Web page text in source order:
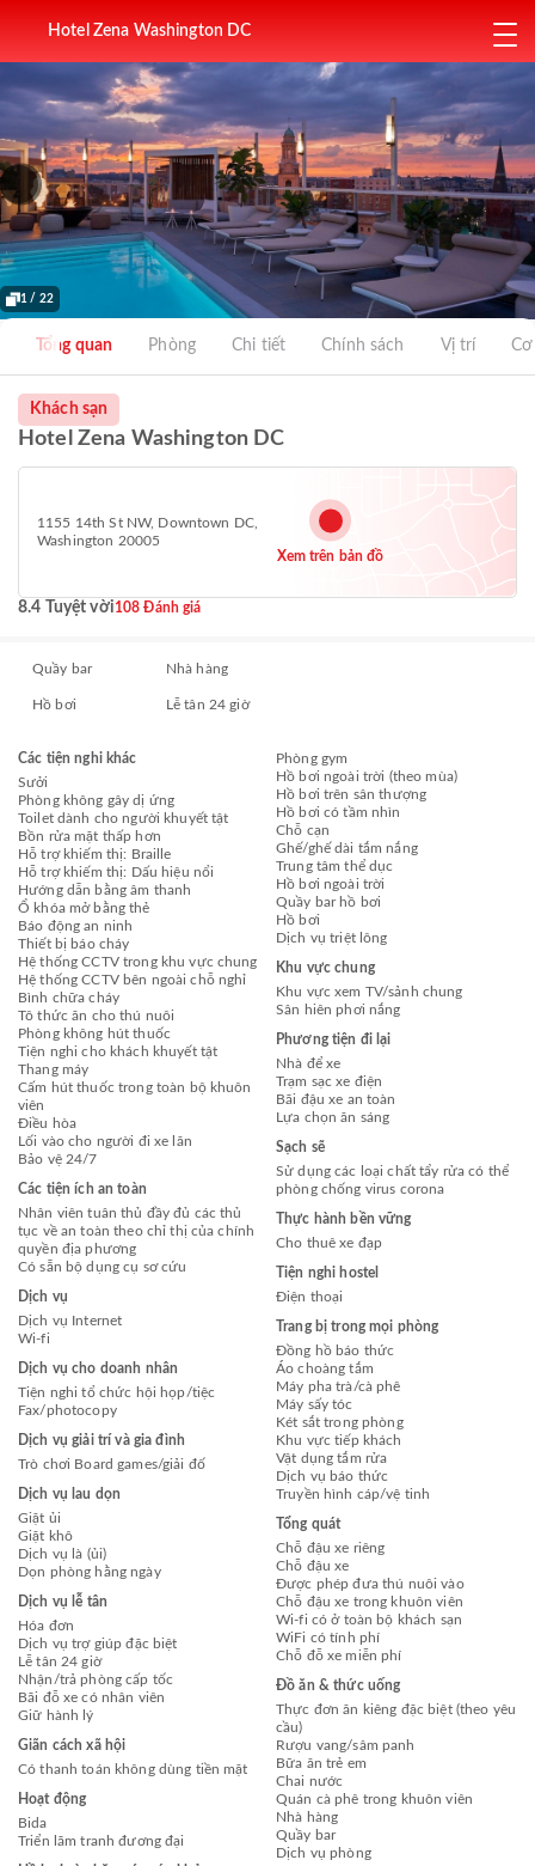
Hotel Zena Washington DC
1 / 22
Tổng quan Phòng Chi tiết Chính sách Vị trí
Khách sạn
Hotel Zena Washington DC
1155 14th St NW, Downtown DC,
Washington 20005
Xem trên bản đồ
8.4 Tuyệt vời108 Đánh giá
Quầy bar Nhà hàng
Hồ bơi Lễ tân 24 giờ
Các tiện nghi khác
Sưởi
Phòng không gây dị ứng
Toilet dành cho người khuyết tật
Bồn rửa mặt thấp hơn
Hỗ trợ khiếm thị: Braille
Hỗ trợ khiếm thị: Dấu hiệu nổi
Hướng dẫn bằng âm thanh
Ổ khóa mở bằng thẻ
Báo động an ninh
Thiết bị báo cháy
Hệ thống CCTV trong khu vực chung
Hệ thống CCTV bên ngoài chỗ nghỉ
Bình chữa cháy
Tô thức ăn cho thú nuôi
Phòng không hút thuốc
Tiện nghi cho khách khuyết tật
Thang máy
Cấm hút thuốc trong toàn bộ khuôn
viên
Điều hòa
Lối vào cho người đi xe lăn
Bảo vệ 24/7
Các tiện ích an toàn
Nhân viên tuân thủ đầy đủ các thủ
tục về an toàn theo chỉ thị của chính
quyền địa phương
Có sẵn bộ dụng cụ sơ cứu
Dịch vụ
Dịch vụ Internet
Wi-fi
Dịch vụ cho doanh nhân
Tiện nghi tổ chức hội họp/tiệc
Fax/photocopy
Dịch vụ giải trí và gia đình
Trò chơi Board games/giải đố
Dịch vụ lau dọn
Giặt ủi
Giặt khô
Dịch vụ là (ủi)
Dọn phòng hằng ngày
Dịch vụ lễ tân
Hóa đơn
Dịch vụ trợ giúp đặc biệt
Lễ tân 24 giờ
Nhận/trả phòng cấp tốc
Bãi đỗ xe có nhân viên
Giữ hành lý
Giãn cách xã hội
Có thanh toán không dùng tiền mặt
Hoạt động
Bida
Triển lãm tranh đương đại
Phòng gym
Hồ bơi ngoài trời (theo mùa)
Hồ bơi trên sân thượng
Hồ bơi có tầm nhìn
Chỗ cạn
Ghế/ghế dài tắm nắng
Trung tâm thể dục
Hồ bơi ngoài trời
Quầy bar hồ bơi
Hồ bơi
Dịch vụ triệt lông
Khu vực chung
Khu vực xem TV/sảnh chung
Sân hiên phơi nắng
Phương tiện đi lại
Nhà để xe
Trạm sạc xe điện
Bãi đậu xe an toàn
Lựa chọn ăn sáng
Sạch sẽ
Sử dụng các loại chất tẩy rửa có thể
phòng chống virus corona
Thực hành bền vững
Cho thuê xe đạp
Tiện nghi hostel
Điện thoại
Trang bị trong mọi phòng
Đồng hồ báo thức
Áo choàng tắm
Máy pha trà/cà phê
Máy sấy tóc
Két sắt trong phòng
Khu vực tiếp khách
Vật dụng tắm rửa
Dịch vụ báo thức
Truyền hình cáp/vệ tinh
Tổng quát
Chỗ đậu xe riêng
Chỗ đậu xe
Được phép đưa thú nuôi vào
Chỗ đậu xe trong khuôn viên
Wi-fi có ở toàn bộ khách sạn
WiFi có tính phí
Chỗ đỗ xe miễn phí
Đồ ăn & thức uống
Thực đơn ăn kiêng đặc biệt (theo yêu
cầu)
Rượu vang/sâm panh
Bữa ăn trẻ em
Chai nước
Quán cà phê trong khuôn viên
Nhà hàng
Quầy bar
Dịch vụ phòng